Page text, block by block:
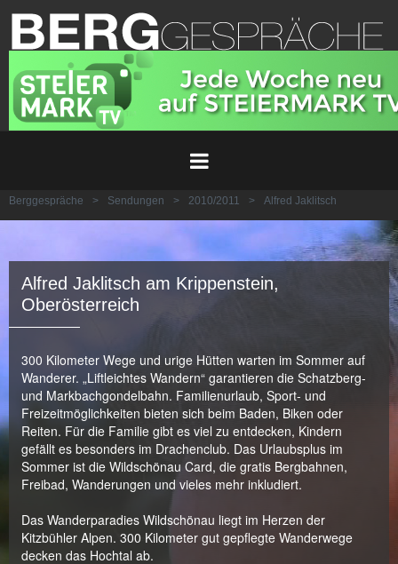
Berggespräche > Sendungen > 2010/2011 > Alfred Jaklitsch
Alfred Jaklitsch am Krippenstein,
Oberösterreich
300 Kilometer Wege und urige Hütten warten im Sommer auf
Wanderer. „Liftleichtes Wandern“ garantieren die Schatzberg-
und Markbachgondelbahn. Familienurlaub, Sport- und
Freizeitmöglichkeiten bieten sich beim Baden, Biken oder
Reiten. Für die Familie gibt es viel zu entdecken, Kindern
gefällt es besonders im Drachenclub. Das Urlaubsplus im
Sommer ist die Wildschönau Card, die gratis Bergbahnen,
Freibad, Wanderungen und vieles mehr inkludiert.
Das Wanderparadies Wildschönau liegt im Herzen der
Kitzbühler Alpen. 300 Kilometer gut gepflegte Wanderwege
decken das Hochtal ab.